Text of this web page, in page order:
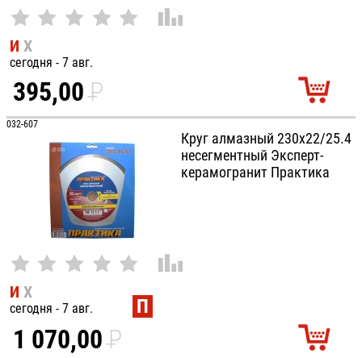
И Х
сегодня - 7 авг.
395,00P
УБ.
032-607
Круг алмазный 230х22/25.4
несегментный Эксперт-
керамогранит Практика
И Х
сегодня - 7 авг. П
1 070,00P